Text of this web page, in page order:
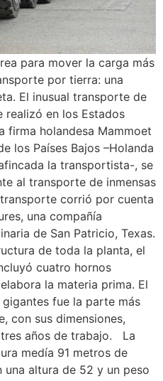
para mover la carga más
por tierra: una
El inusual transporte de
realizó en los Estados
firma holandesa Mammoet
los Países Bajos –Holanda
la transportista-, se
al transporte de inmensas
corrió por cuenta
una compañía
de San Patricio, Texas.
de toda la planta, el
cuatro hornos
la materia prima. El
fue la parte más
con sus dimensiones,
años de trabajo. La
medía 91 metros de
altura de 52 y un peso